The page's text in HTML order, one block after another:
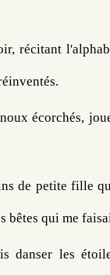
récitant
écorchés,
de petite fille
bêtes qui me
danser les